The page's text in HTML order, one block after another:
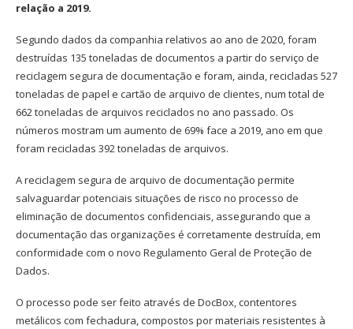
relação a 2019.
Segundo dados da companhia relativos ao ano de 2020, foram
destruídas 135 toneladas de documentos a partir do serviço de
reciclagem segura de documentação e foram, ainda, recicladas 527
toneladas de papel e cartão de arquivo de clientes, num total de
662 toneladas de arquivos reciclados no ano passado. Os
números mostram um aumento de 69% face a 2019, ano em que
foram recicladas 392 toneladas de arquivos.
A reciclagem segura de arquivo de documentação permite
salvaguardar potenciais situações de risco no processo de
eliminação de documentos confidenciais, assegurando que a
documentação das organizações é corretamente destruída, em
conformidade com o novo Regulamento Geral de Proteção de
Dados.
O processo pode ser feito através de DocBox, contentores
metálicos com fechadura, compostos por materiais resistentes à